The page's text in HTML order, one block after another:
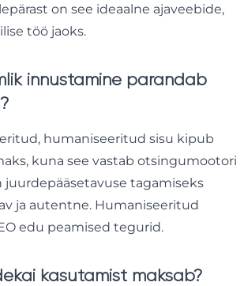
on see ideaalne ajaveebide,
töö jaoks.
innustamine parandab
humaniseeritud sisu kipub
kuna see vastab otsingumootori
juurdepääsetavuse tagamiseks
ja autentne. Humaniseeritud
edu peamised tegurid.
kasutamist maksab?